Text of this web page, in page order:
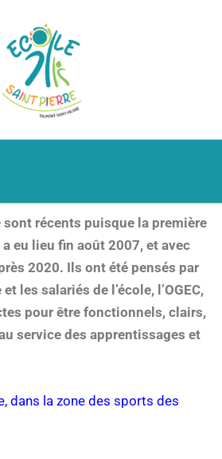
sont récents puisque la première
eu lieu fin août 2007, et avec
2020. Ils ont été pensés par
les salariés de l’école, l’OGEC,
pour être fonctionnels, clairs,
service des apprentissages et
dans la zone des sports des